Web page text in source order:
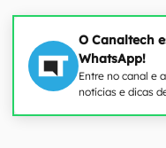
O Canaltech
WhatsApp!
Entre no canal e
notícias e dicas